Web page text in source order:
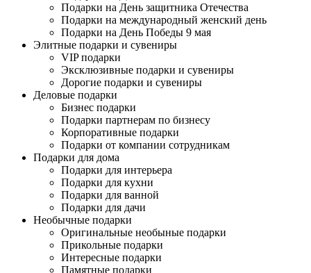
Подарки на День защитника Отечества
Подарки на международный женский день
Подарки на День Победы 9 мая
Элитные подарки и сувениры
VIP подарки
Эксклюзивные подарки и сувениры
Дорогие подарки и сувениры
Деловые подарки
Бизнес подарки
Подарки партнерам по бизнесу
Корпоративные подарки
Подарки от компании сотрудникам
Подарки для дома
Подарки для интерьера
Подарки для кухни
Подарки для ванной
Подарки для дачи
Необычные подарки
Оригинальные необыные подарки
Прикольные подарки
Интересные подарки
Памятные подарки